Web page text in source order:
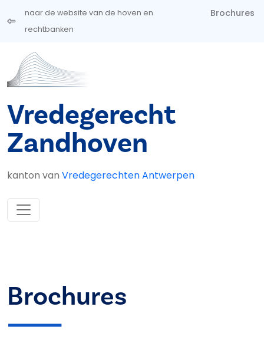
Overslaan en naar de inhoud gaan
naar de website van de hoven en
rechtbanken
Brochures
Vredegerecht
Zandhoven
kanton van Vredegerechten Antwerpen
Brochures